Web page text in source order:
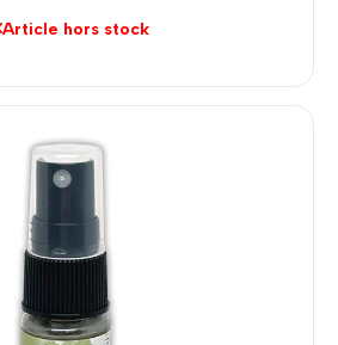
Article hors stock